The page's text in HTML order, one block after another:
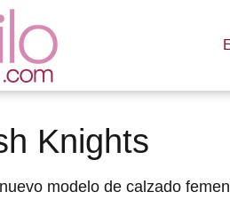
Knights
modelo de calzado